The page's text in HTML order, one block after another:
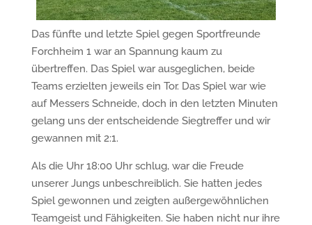
Das fünfte und letzte Spiel gegen Sportfreunde
Forchheim 1 war an Spannung kaum zu
übertreffen. Das Spiel war ausgeglichen, beide
Teams erzielten jeweils ein Tor. Das Spiel war wie
auf Messers Schneide, doch in den letzten Minuten
gelang uns der entscheidende Siegtreffer und wir
gewannen mit 2:1.
Als die Uhr 18:00 Uhr schlug, war die Freude
unserer Jungs unbeschreiblich. Sie hatten jedes
Spiel gewonnen und zeigten außergewöhnlichen
Teamgeist und Fähigkeiten. Sie haben nicht nur ihre